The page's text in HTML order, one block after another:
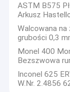
ASTM B575
Arkusz
Walcowana
grubości 0,3
Monel 400
Bezszwowa
Inconel 625
W.Nr. 2.4856